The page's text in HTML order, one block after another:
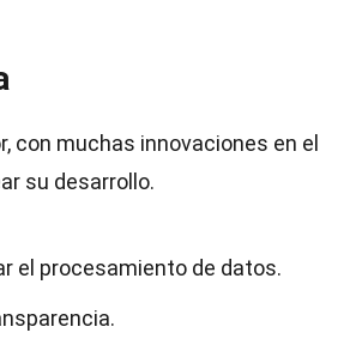
con muchas innovaciones en el
su desarrollo.
el procesamiento de datos.